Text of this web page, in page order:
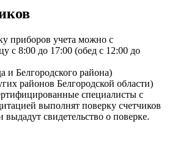
приборов учета можно с
с 8:00 до 17:00 (обед с 12:00 до
и Белгородского района)
районов Белгородской области)
специалисты с
выполнят поверку счетчиков
свидетельство о поверке.